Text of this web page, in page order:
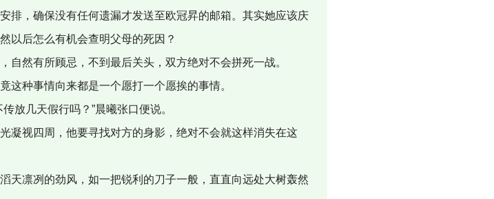
排，确保没有任何遗漏才发送至欧冠昇的邮箱。其实她应该庆
以后怎么有机会查明父母的死因？
然有所顾忌，不到最后关头，双方绝对不会拼死一战。
种事情向来都是一个愿打一个愿挨的事情。
放几天假行吗？”晨曦张口便说。
凝视四周，他要寻找对方的身影，绝对不会就这样消失在这
凛冽的劲风，如一把锐利的刀子一般，直直向远处大树轰然